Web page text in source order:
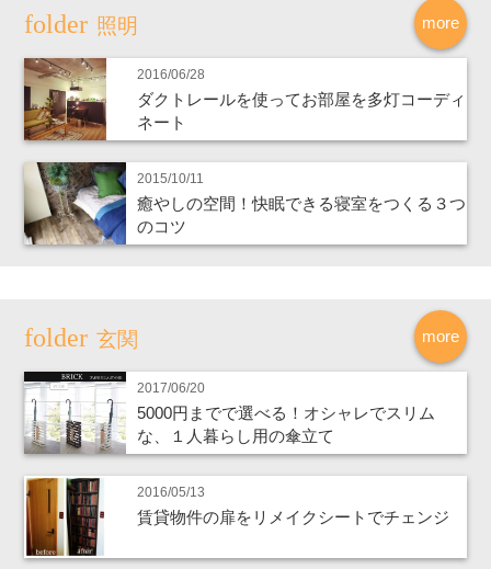
more
照明
2016/06/28
ダクトレールを使ってお部屋を多灯コーディ
ネート
2015/10/11
癒やしの空間！快眠できる寝室をつくる３つ
のコツ
more
玄関
2017/06/20
5000円までで選べる！オシャレでスリム
な、１人暮らし用の傘立て
2016/05/13
賃貸物件の扉をリメイクシートでチェンジ